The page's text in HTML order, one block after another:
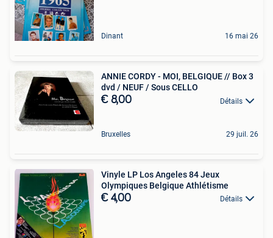
Dinant 16 mai 26
ANNIE CORDY - MOI, BELGIQUE // Box 3
dvd / NEUF / Sous CELLO
€ 8,00 Détails
Bruxelles 29 juil. 26
Vinyle LP Los Angeles 84 Jeux
Olympiques Belgique Athlétisme
€ 4,00 Détails